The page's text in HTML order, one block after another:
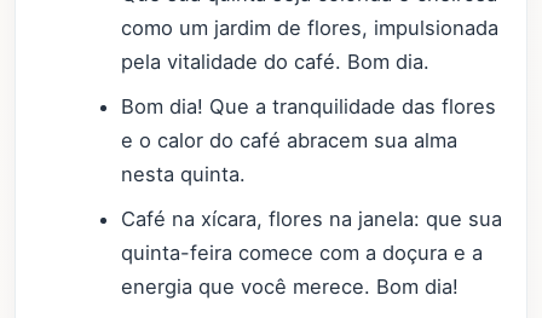
como um jardim de flores, impulsionada
pela vitalidade do café. Bom dia.
Bom dia! Que a tranquilidade das flores
e o calor do café abracem sua alma
nesta quinta.
Café na xícara, flores na janela: que sua
quinta-feira comece com a doçura e a
energia que você merece. Bom dia!